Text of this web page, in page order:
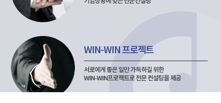
WIN-WIN 프로젝트
서로에게 좋은 일만 가득하길 위한
WIN-WIN프로젝트로 전문 컨설팅을 제공